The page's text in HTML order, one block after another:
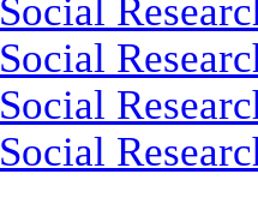
Social
Social
Social
Social